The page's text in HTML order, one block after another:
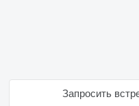
Запросить